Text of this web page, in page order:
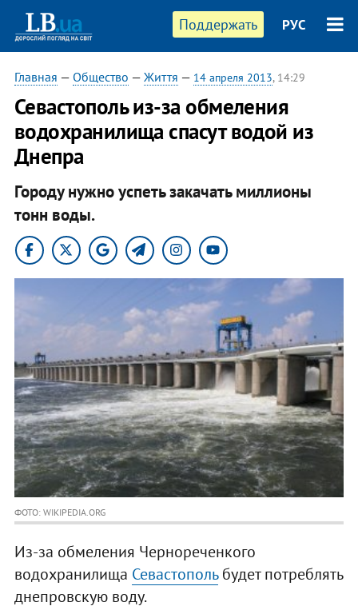
Поддержать РУС
Главная — Общество — Життя — 14 апреля 2013, 14:29
Севастополь из-за обмеления
водохранилища спасут водой из
Днепра
Городу нужно успеть закачать миллионы
тонн воды.
ФОТО: WIKIPEDIA.ORG
Из-за обмеления Чернореченкого
водохранилища Севастопольбудет потреблять
днепровскую воду.